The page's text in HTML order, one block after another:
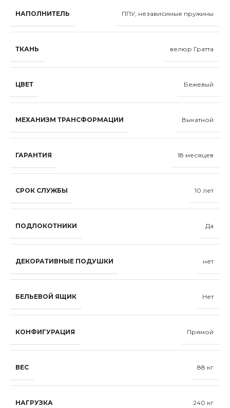
НАПОЛНИТЕЛЬ ППУ, независимые пружины
ТКАНЬ велюр Гратта
ЦВЕТ Бежевый
МЕХАНИЗМ ТРАНСФОРМАЦИИ Выкатной
ГАРАНТИЯ 18 месяцев
СРОК СЛУЖБЫ 10 лет
ПОДЛОКОТНИКИ Да
ДЕКОРАТИВНЫЕ ПОДУШКИ нет
БЕЛЬЕВОЙ ЯЩИК Нет
КОНФИГУРАЦИЯ Прямой
ВЕС 88 кг
НАГРУЗКА 240 кг